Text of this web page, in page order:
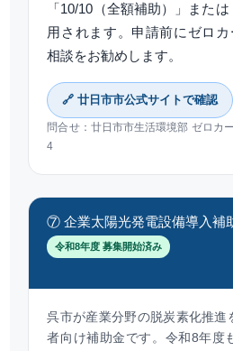
「10/10（全額補助）」また
用されます。申請前にゼロ
相談をお勧めします。
🔗 廿日市市公式サイトで確認
問合せ：廿日市市生活環境部 ゼロカ
4
⑦ 企業太陽光発電設備導入補
令和8年度 募集開始済み
呉市が産業分野の脱炭素化推進
者向け補助金です。令和8年度